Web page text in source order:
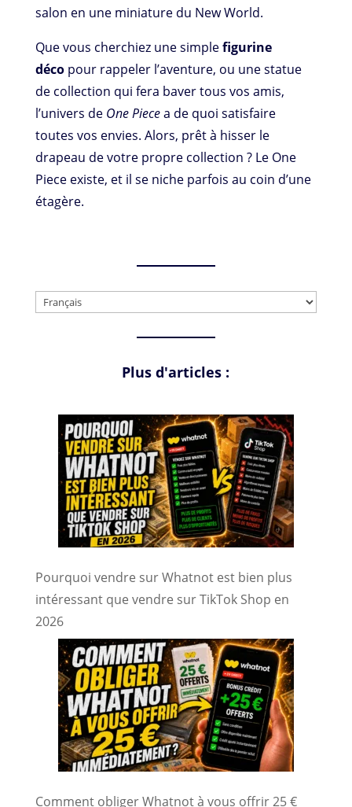
salon en une miniature du New World.
Que vous cherchiez une simplefigurine
décopour rappeler l’aventure, ou une statue
de collection qui fera baver tous vos amis,
l’univers de One Piecea de quoi satisfaire
toutes vos envies. Alors, prêt à hisser le
drapeau de votre propre collection ? Le One
Piece existe, et il se niche parfois au coin d’une
étagère.
Choisir
Plus d'articles :
Pourquoi vendre sur Whatnot est bien plus
intéressant que vendre sur TikTok Shop en
2026
Comment obliger Whatnot à vous offrir 25 €